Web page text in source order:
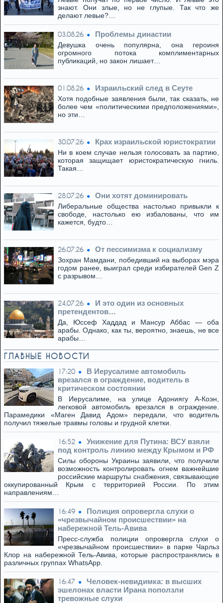
знают. Они злые, но не глупые. Так что же
делают левые?…
03.08.26 Проблемы династии
Девушка очень популярна, она героиня
огромного потока комплиментарных
публикаций, но закон лишает…
01.08.26 Израильский след в Сеуте
Хотя подобные заявления были, так сказать, не
более чем «политическими предположениями»,
но эти…
30.07.26 Крах израильской юристократии
Ни в коем случае нельзя голосовать за партию,
которая защищает юристократическую гниль.
Такая…
28.07.26 Они хотят доминировать
Либеральные общества настолько привыкли к
свободе, настолько ею избалованы, что им
кажется, будто…
26.07.26 От пессимизма к социализму
Зохран Мамдани, победивший на выборах мэра
годом ранее, выиграл среди избирателей Gen Z
с разрывом…
24.07.26
И это один из основных
претендентов…
Да, Юссеф Хаддад и Мансур Аббас — оба
арабы. Однако, как ты, вероятно, знаешь, не все
арабы…
ГЛАВНЫЕ НОВОСТИ
17:20
В Иерусалиме автомобиль
врезался в ограждение, водитель в
критическом состоянии
В Иерусалиме, на улице Адониягу А-Коэн,
легковой автомобиль врезался в ограждение.
Парамедики «Маген Давид Адом» передали, что водитель
получил тяжелые травмы головы и грудной клетки.
16:52
Унижение для Путина: ВСУ взяли
под контроль линию между Крымом и РФ
Силы обороны Украины заявили, что получили
возможность контролировать огнем важнейшие
российские маршруты снабжения, связывающие
оккупированный Крым с территорией России. По этим
направлениям…
16:49
Полиция опровергла слухи о
«чрезвычайном происшествии» на
набережной Тель-Авива
Пресс-служба полиции опровергла слухи о
«чрезвычайном происшествии» в парке Чарльз
Клор на набережной Тель-Авива, которые распространялись в
различных группах WhatsApp.
16:47
Человек-невидимка: в высших
эшелонах власти Ирана поползли
тревожные слухи